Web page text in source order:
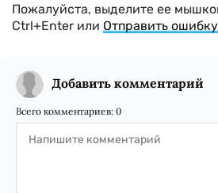
Пожалуйста, выделите ее
Ctrl+Enter или Отправить ошибку
Добавить комментарий
Всего комментариев: 0